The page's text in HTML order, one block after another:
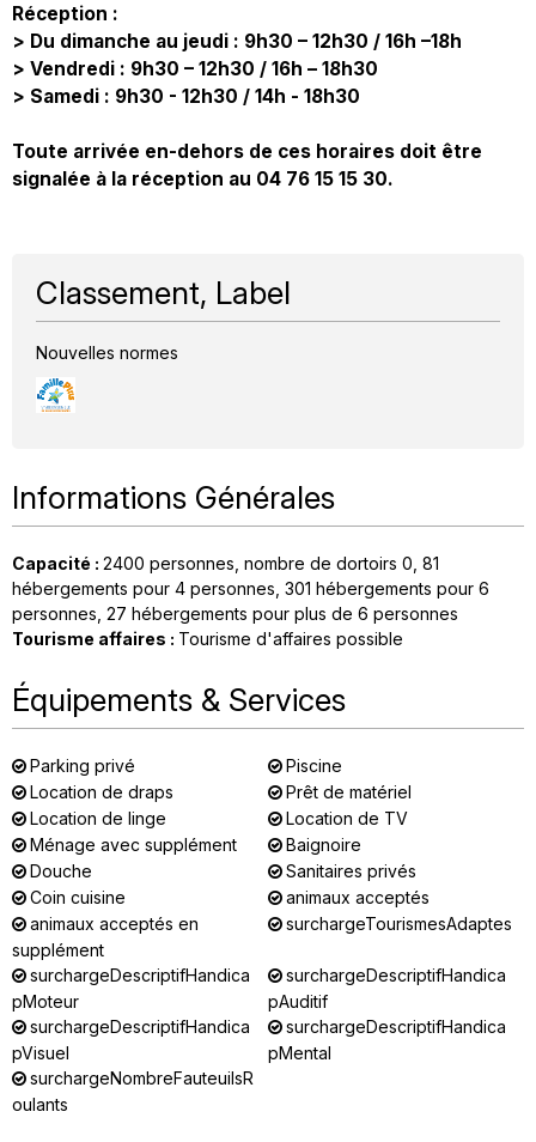
Réception :
> Du dimanche au jeudi : 9h30 – 12h30 / 16h –18h
> Vendredi : 9h30 – 12h30 / 16h – 18h30
> Samedi : 9h30 - 12h30 / 14h - 18h30
Toute arrivée en-dehors de ces horaires doit être
signalée à la réception au 04 76 15 15 30.
Classement, Label
Nouvelles normes
Informations Générales
Capacité : 2400 personnes nombre de dortoirs 0 81
hébergements pour 4 personnes 301 hébergements pour 6
personnes 27 hébergements pour plus de 6 personnes
Tourisme affaires : Tourisme d'affaires possible
Équipements & Services
Parking privé
Piscine
Location de draps
Prêt de matériel
Location de linge
Location de TV
Ménage avec supplément
Baignoire
Douche
Sanitaires privés
Coin cuisine
animaux acceptés
animaux acceptés en
supplément
surchargeTourismesAdaptes
surchargeDescriptifHandica
pMoteur
surchargeDescriptifHandica
pAuditif
surchargeDescriptifHandica
pVisuel
surchargeDescriptifHandica
pMental
surchargeNombreFauteuilsR
oulants